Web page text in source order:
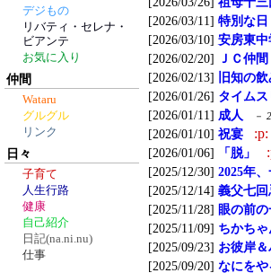
デジもの
リバティ・セレナ・
ビアンテ
お気に入り
仲間
Wataru
グルグル
リンク
日々
子育て
人生行路
健康
自己紹介
日記(na.ni.nu)
仕事
[2026/03/11] 特別な日
[2026/03/10] 安房東
[2026/02/20] ＪＣ仲間
[2026/02/13] 旧知の
[2026/01/26] タイム
[2026/01/11] 成人 －
[2026/01/10] 祝宴 :p:
[2026/01/06] 「脱」
[2025/12/30] 2025年
[2025/12/14] 義父七回
[2025/11/28] 眼の前
[2025/11/09] ちかちゃ
[2025/09/23] お彼岸
[2025/09/20] なにをや